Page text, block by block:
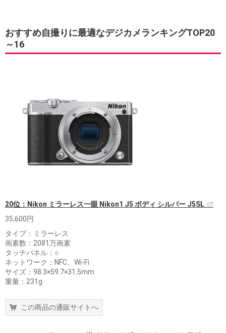
おすすめ自撮りに最適なデジカメランキングTOP20
～16
20位：Nikon ミラーレス一眼 Nikon1 J5 ボディ シルバー J5SL
35,600円
タイプ：ミラーレス
画素数：2081万画素
タッチパネル：○
ネットワーク：NFC、Wi-Fi
サイズ：98.3×59.7×31.5mm
重量：231g
この商品の通販サイトへ